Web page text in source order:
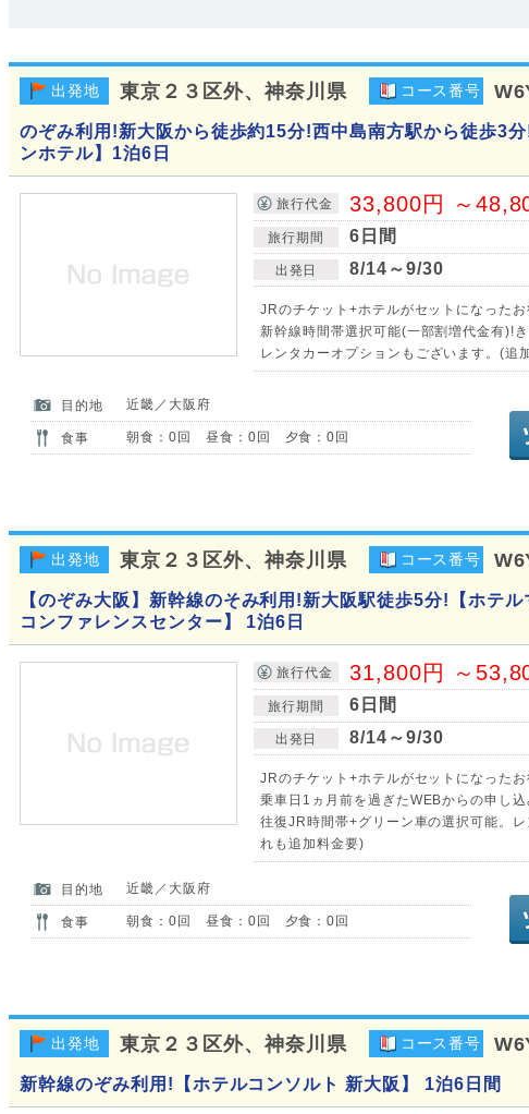
出発地 東京２３区外、神奈川県 コース番号
のぞみ利用!新大阪から徒歩約15分!西中島南方駅から徒歩3
ンホテル】1泊6日
旅行代金 33,800円 ～
旅行期間 6日間
出発日 8/14～9/30
JRのチケット+ホテルがセットになった
新幹線時間帯選択可能(一部割増代金有)!
レンタカーオプションもございます。(追
目的地 近畿／大阪府
食事 朝食：0回 昼食：0回 夕食：0回
出発地 東京２３区外、神奈川県 コース番号
【のぞみ大阪】新幹線のそみ利用!新大阪駅徒歩5分!【ホテ
コンファレンスセンター】 1泊6日
旅行代金 31,800円 ～
旅行期間 6日間
出発日 8/14～9/30
JRのチケット+ホテルがセットになった
乗車日1ヵ月前を過ぎたWEBからの申し
往復JR時間帯+グリーン車の選択可能。
れも追加料金要)
目的地 近畿／大阪府
食事 朝食：0回 昼食：0回 夕食：0回
出発地 東京２３区外、神奈川県 コース番号
新幹線のぞみ利用!【ホテルコンソルト 新大阪】 1泊6日間